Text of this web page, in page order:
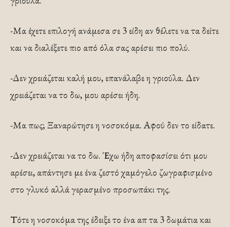
-Μα έχετε επιλογή ανάμεσα σε 3 είδη αν θέλετε να τα δείτε
και να διαλέξετε πιο από όλα σας αρέσει πιο πολύ.
-Δεν χρειάζεται καλή μου, επανάλαβε η γριούλα. Δεν
χρειάζεται να το δω, μου αρέσει ήδη.
-Μα πως; Ξαναρώτησε η νοσοκόμα. Αφού δεν το είδατε.
-Δεν χρειάζεται να το δω. Έχω ήδη αποφασίσει ότι μου
αρέσει, απάντησε με ένα ζεστό χαμόγελο ζωγραφισμένο
στο γλυκό αλλά γερασμένο προσωπάκι της.
Τότε η νοσοκόμα της έδειξε το ένα απ τα 3 δωμάτια και